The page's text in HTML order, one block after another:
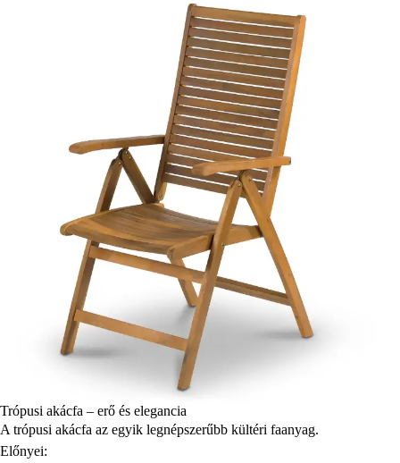
Trópusi akácfa – erő és elegancia
A trópusi akácfa az egyik legnépszerűbb kültéri faanyag.
Előnyei: